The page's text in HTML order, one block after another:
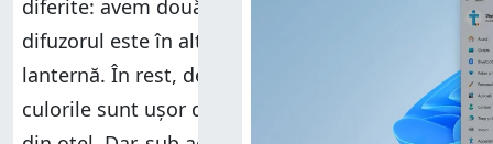
diferite: avem două butoane în loc de trei,
difuzorul este în altă poziție și a apărut o
lanternă. În rest, designul este aproape identic,
culorile sunt ușor diferite, iar cadrul este acum